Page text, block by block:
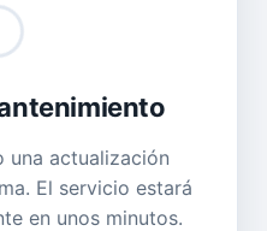
una actualización
El servicio estará
en unos minutos.